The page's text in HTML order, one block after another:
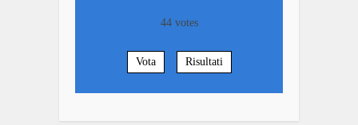
44votes
Vota Risultati